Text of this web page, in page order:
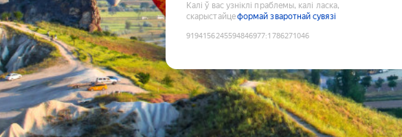
Калі ў вас узніклі праблемы, калі ласка,
скарыстайцеформай зваротнай сувязі
9194156245594846977:1786271046